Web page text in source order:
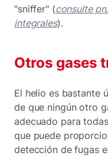
"sniffer" (consulte
integrales).
Otros gases
El helio es bastante
de que ningún otro
adecuado para
que puede
detección de fugas